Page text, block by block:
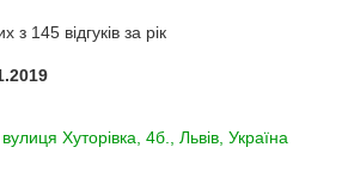
з 145 відгуків за рік
Хуторівка, 4б., Львів, Україна